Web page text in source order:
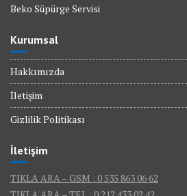
Beko Süpürge Servisi
Kurumsal
Hakkımızda
İletişim
Gizlilik Politikası
İletişim
TIKLA ARA – GSM : 0 535 863 06 62